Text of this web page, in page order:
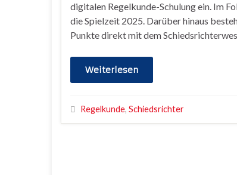
digitalen Regelkunde-Schulung ein. Im
die Spielzeit 2025. Darüber hinaus
Punkte direkt mit dem
Weiterlesen
Regelkunde, Schiedsrichter